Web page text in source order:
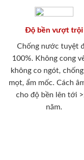
Độ bền vượt trội
Chống nước tuyệt
100%. Không cong
không co ngót,
mọt, ẩm mốc. Cách
cho độ bền lên tới
năm.